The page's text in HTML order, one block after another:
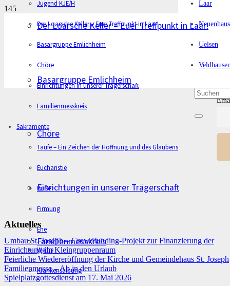
Jugend KJE/H
Der Loarsche Keller – Euer Treffpunkt in Laar!
Basargruppe Emlichheim
Chöre
Einrichtungen in unserer Trägerschaft
Familienmesskreis
Sakramente
Taufe – Ein Zeichen der Hoffnung und des Glaubens
Eucharistie
Buße
Firmung
Ehe
Weihe
Krankensalbung
Laar
Neuenhaus
Uelsen
Der Loarsche Keller – Euer Treffpunkt in Laar!
Basargruppe Emlichheim
Chöre
Einrichtungen in unserer Trägerschaft
Familienmesskreis
Aktuelles
Umbau St. Joseph – Crowdfunding-Projekt zur Finanzierung der
Einrichtung im Kleingruppenraum
Feierliche Wiedereröffnung der Kirche und Gemeindehaus St. Joseph
Familienmesse – Ab in den Urlaub
Spielplatzgottesdienst am 17. Mai 2026